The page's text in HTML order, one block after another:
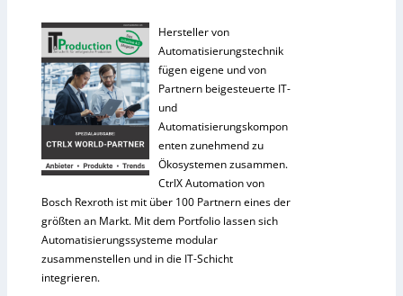
Hersteller von
Automatisierungstechnik
fügen eigene und von
Partnern beigesteuerte IT-
und
Automatisierungskompon
enten zunehmend zu
Ökosystemen zusammen.
CtrlX Automation von
Bosch Rexroth ist mit über 100 Partnern eines der
größten an Markt. Mit dem Portfolio lassen sich
Automatisierungssysteme modular
zusammenstellen und in die IT-Schicht
integrieren.